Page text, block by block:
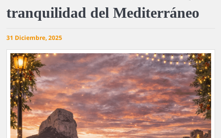
tranquilidad del Mediterráneo
31 Diciembre, 2025